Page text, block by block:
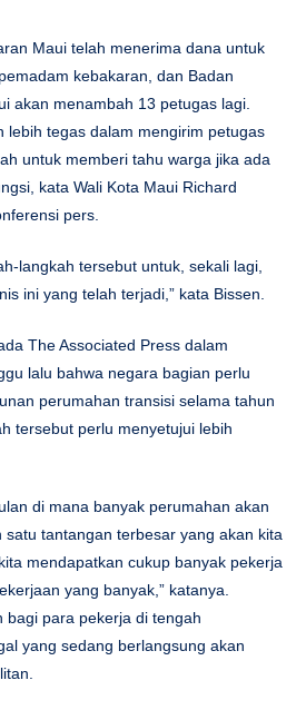
Maui telah menerima dana untuk
kebakaran, dan Badan
akan menambah 13 petugas lagi.
lebih tegas dalam mengirim petugas
untuk memberi tahu warga jika ada
kata Wali Kota Maui Richard
pers.
langkah tersebut untuk, sekali lagi,
ini yang telah terjadi,” kata Bissen.
The Associated Press dalam
lalu bahwa negara bagian perlu
perumahan transisi selama tahun
tersebut perlu menyetujui lebih
di mana banyak perumahan akan
satu tantangan terbesar yang akan kita
mendapatkan cukup banyak pekerja
yang banyak,” katanya.
bagi para pekerja di tengah
yang sedang berlangsung akan